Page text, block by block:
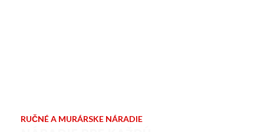
RUČNÉ A MURÁRSKE NÁRADIE